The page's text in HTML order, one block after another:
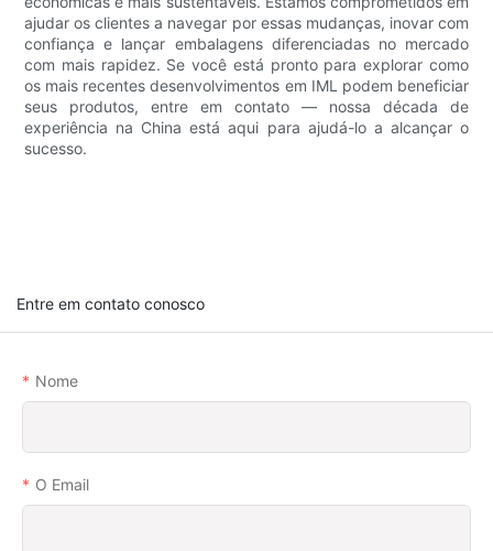
ajudar os clientes a navegar por essas mudanças, inovar com
confiança e lançar embalagens diferenciadas no mercado
com mais rapidez. Se você está pronto para explorar como
os mais recentes desenvolvimentos em IML podem beneficiar
seus produtos, entre em contato — nossa década de
experiência na China está aqui para ajudá-lo a alcançar o
sucesso.
Entre em contato conosco
Nome
O Email